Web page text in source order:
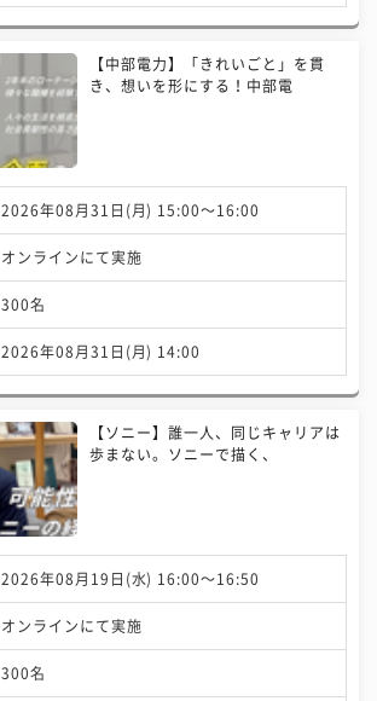
【中部電力】「きれいごと」を貫
き、想いを形にする！中部電
2026年08月31日(月) 15:00〜16:00
オンラインにて実施
300名
2026年08月31日(月) 14:00
【ソニー】誰一人、同じキャリアは
歩まない。ソニーで描く、
2026年08月19日(水) 16:00〜16:50
オンラインにて実施
300名